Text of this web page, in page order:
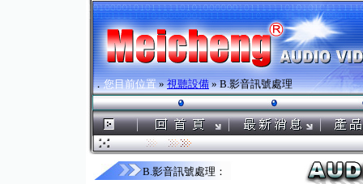
．您目前位置»視聽設備» B.影音訊號處理
B.影音訊號處理：